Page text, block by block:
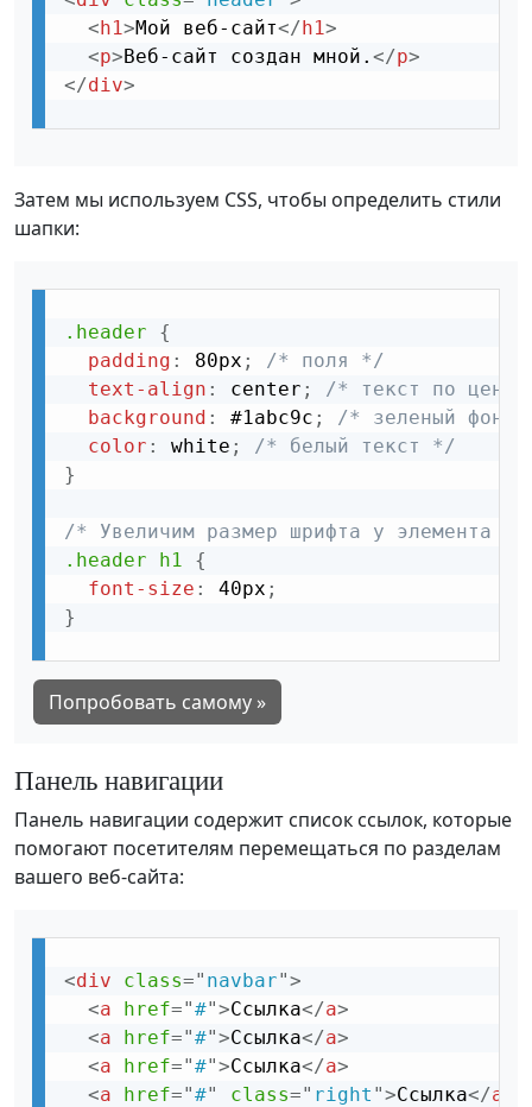
<h1>Мой веб-сайт</h1>
<p>Веб-сайт создан мной. </p>
</div>
Затем мы используем CSS, чтобы определить стили
шапки:
.header
{
padding : 80px ;
/* поля */
text-align : center ;
/* текст по
background : #1abc9c ;
/* зеленый фон
color : white ;
/* белый текст */
}
/* Увеличим размер шрифта у элемента
.header h1
{
font-size : 40px ;
}
Попробовать самому »
Панель навигации
Панель навигации содержит список ссылок, которые
помогают посетителям перемещаться по разделам
вашего веб-сайта:
<div class=" navbar">
<a href="#">Ссылка</a>
<a href="#">Ссылка</a>
<a href="#">Ссылка</a>
<a href="#" class=" right ">Ссылка</a